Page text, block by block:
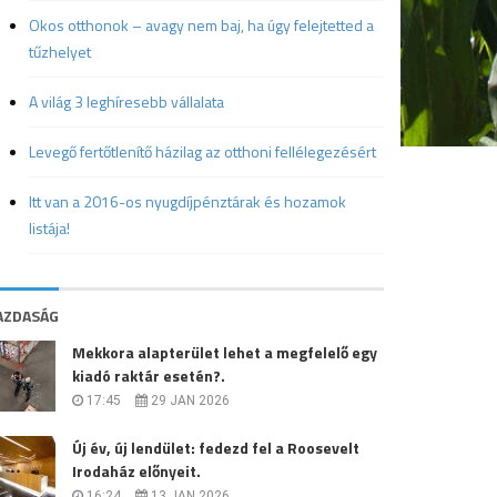
Okos otthonok – avagy nem baj, ha úgy felejtetted a
tűzhelyet
A világ 3 leghíresebb vállalata
Levegő fertőtlenítő házilag az otthoni fellélegezésért
Itt van a 2016-os nyugdíjpénztárak és hozamok
listája!
Mekkora alapterület lehet a megfelelő egy
kiadó raktár esetén?.
17:45 29 JAN 2026
Új év, új lendület: fedezd fel a Roosevelt
Irodaház előnyeit.